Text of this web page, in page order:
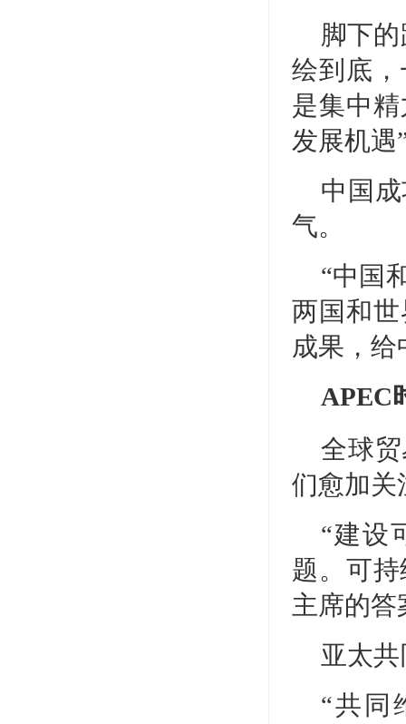
脚下
绘到底
是集中
发展机遇
中国
气。
“中国
两国和
成果，给
APEC
全球
们愈加关
“建设
题。可
主席的答
亚太
“共同